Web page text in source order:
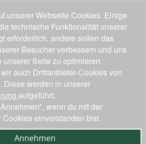
unserer Webseite Cookies. Einige
technische Funktionalität unserer
erforderlich, andere sollen das
Besucher verbessern und uns
unserer Seite zu optimieren.
auch Drittanbieter-Cookies von
Diese werden in unserer
aufgeführt.
wenn du mit der
einverstanden bist.
Annehmen